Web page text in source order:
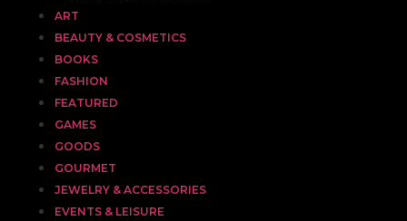
ART
BEAUTY & COSMETICS
BOOKS
FASHION
FEATURED
GAMES
GOODS
GOURMET
JEWELRY & ACCESSORIES
EVENTS & LEISURE